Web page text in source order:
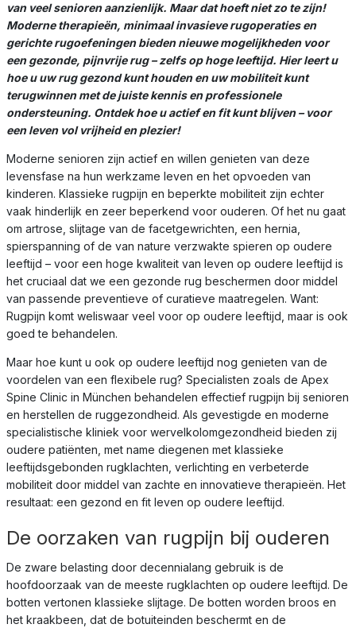
van veel senioren aanzienlijk. Maar dat hoeft niet zo te zijn!
Moderne therapieën, minimaal invasieve rugoperaties en
gerichte rugoefeningen bieden nieuwe mogelijkheden voor
een gezonde, pijnvrije rug – zelfs op hoge leeftijd. Hier leert u
hoe u uw rug gezond kunt houden en uw mobiliteit kunt
terugwinnen met de juiste kennis en professionele
ondersteuning. Ontdek hoe u actief en fit kunt blijven – voor
een leven vol vrijheid en plezier!
Moderne senioren zijn actief en willen genieten van deze
levensfase na hun werkzame leven en het opvoeden van
kinderen. Klassieke rugpijn en beperkte mobiliteit zijn echter
vaak hinderlijk en zeer beperkend voor ouderen. Of het nu gaat
om artrose, slijtage van de facetgewrichten, een hernia,
spierspanning of de van nature verzwakte spieren op oudere
leeftijd – voor een hoge kwaliteit van leven op oudere leeftijd is
het cruciaal dat we een gezonde rug beschermen door middel
van passende preventieve of curatieve maatregelen. Want:
Rugpijn komt weliswaar veel voor op oudere leeftijd, maar is ook
goed te behandelen.
Maar hoe kunt u ook op oudere leeftijd nog genieten van de
voordelen van een flexibele rug? Specialisten zoals de Apex
Spine Clinic in München behandelen effectief rugpijn bij senioren
en herstellen de ruggezondheid. Als gevestigde en moderne
specialistische kliniek voor wervelkolomgezondheid bieden zij
oudere patiënten, met name diegenen met klassieke
leeftijdsgebonden rugklachten, verlichting en verbeterde
mobiliteit door middel van zachte en innovatieve therapieën. Het
resultaat: een gezond en fit leven op oudere leeftijd.
De oorzaken van rugpijn bij ouderen
De zware belasting door decennialang gebruik is de
hoofdoorzaak van de meeste rugklachten op oudere leeftijd. De
botten vertonen klassieke slijtage. De botten worden broos en
het kraakbeen, dat de botuiteinden beschermt en de